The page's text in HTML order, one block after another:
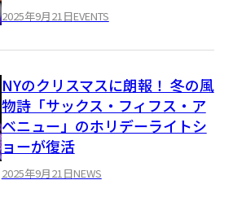
2025年9月21日EVENTS
NYのクリスマスに朗報！ 冬の風
物詩「サックス・フィフス・ア
ベニュー」のホリデーライトシ
ョーが復活
2025年9月21日NEWS